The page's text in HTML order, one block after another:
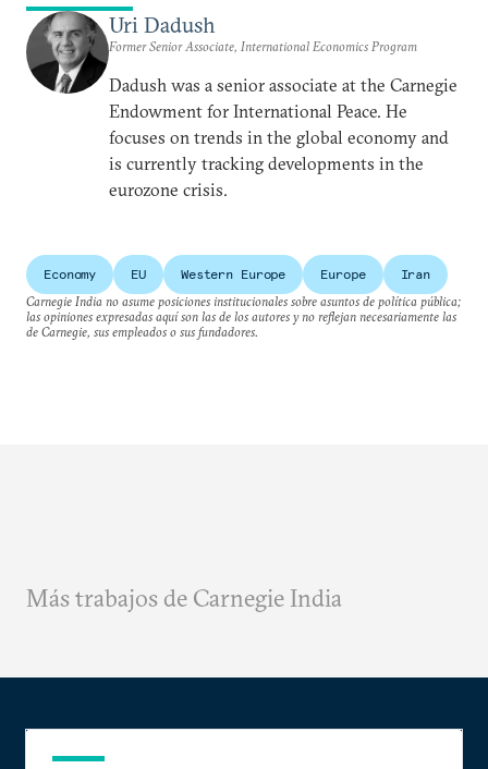
Uri Dadush
Former Senior Associate, International Economics Program
Dadush was a senior associate at the Carnegie
Endowment for International Peace. He
focuses on trends in the global economy and
is currently tracking developments in the
eurozone crisis.
Economy EU Western Europe Europe
Iran
Carnegie India no asume posiciones institucionales sobre asuntos de política pública;
las opiniones expresadas aquí son las de los autores y no reflejan necesariamente las
de Carnegie, sus empleados o sus fundadores.
Más trabajos de Carnegie India